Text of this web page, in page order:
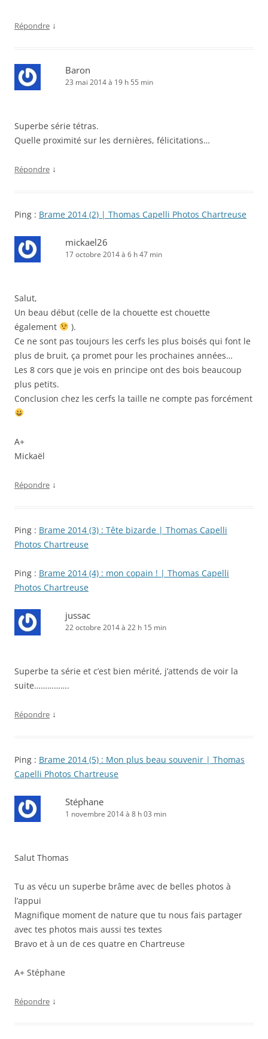
Répondre ↓
Baron
23 mai 2014 à 19 h 55 min
Superbe série tétras.
Quelle proximité sur les dernières, félicitations…
Répondre ↓
Ping : Brame 2014 (2) | Thomas Capelli Photos Chartreuse
mickael26
17 octobre 2014 à 6 h 47 min
Salut,
Un beau début (celle de la chouette est chouette
également
).
Ce ne sont pas toujours les cerfs les plus boisés qui font le
plus de bruit, ça promet pour les prochaines années…
Les 8 cors que je vois en principe ont des bois beaucoup
plus petits.
Conclusion chez les cerfs la taille ne compte pas forcément
A+
Mickaël
Répondre ↓
Ping : Brame 2014 (3) : Tête bizarde | Thomas Capelli
Photos Chartreuse
Ping : Brame 2014 (4) : mon copain ! | Thomas Capelli
Photos Chartreuse
jussac
22 octobre 2014 à 22 h 15 min
Superbe ta série et c’est bien mérité, j’attends de voir la
suite…………….
Répondre ↓
Ping : Brame 2014 (5) : Mon plus beau souvenir | Thomas
Capelli Photos Chartreuse
Stéphane
1 novembre 2014 à 8 h 03 min
Salut Thomas
Tu as vécu un superbe brâme avec de belles photos à
l’appui
Magnifique moment de nature que tu nous fais partager
avec tes photos mais aussi tes textes
Bravo et à un de ces quatre en Chartreuse
A+ Stéphane
Répondre ↓